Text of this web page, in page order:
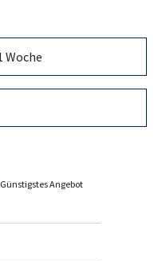
Günstigstes Angebot